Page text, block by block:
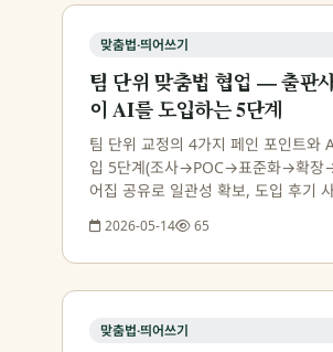
맞춤법·띄어쓰기
팀 단위 맞춤법 협업 — 출판
이 AI를 도입하는 5단계
팀 단위 교정의 4가지 페인 포인트와
입 5단계(조사→POC→표준화→확장
어집 공유로 일관성 확보, 도입 후기
2026-05-14 65
맞춤법·띄어쓰기